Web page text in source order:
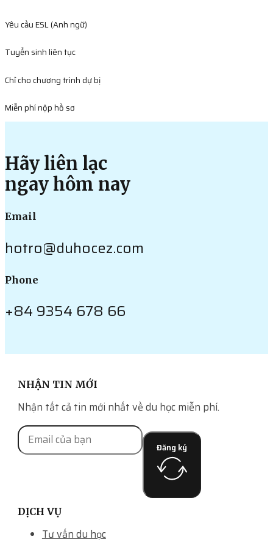
Yêu cầu ESL (Anh ngữ)
Tuyển sinh liên tục
Chỉ cho chương trình dự bị
Miễn phí nộp hồ sơ
Hãy liên lạc
ngay hôm nay
Email
hotro@duhocez.com
Phone
+84 9354 678 66
NHẬN TIN MỚI
Nhận tất cả tin mới nhất về du học miễn phí.
Đăng ký
DỊCH VỤ
Tư vấn du học